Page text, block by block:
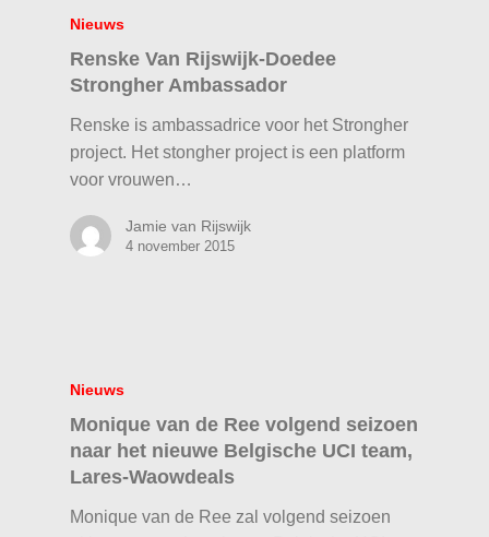
Nieuws
Renske Van Rijswijk-Doedee
Strongher Ambassador
Renske is ambassadrice voor het Strongher
project. Het stongher project is een platform
voor vrouwen…
Jamie van Rijswijk
4 november 2015
Nieuws
Monique van de Ree volgend seizoen
naar het nieuwe Belgische UCI team,
Lares-Waowdeals
Monique van de Ree zal volgend seizoen